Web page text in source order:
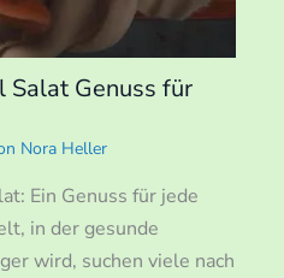
Salat Genuss für
Nora Heller
Ein Genuss für jede
in der gesunde
wird, suchen viele nach